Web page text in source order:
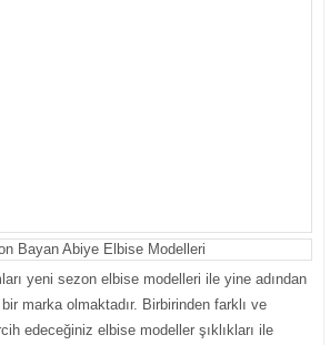
yeni sezon elbise modelleri ile yine adından
marka olmaktadır. Birbirinden farklı ve
edeceğiniz elbise modeller şıklıkları ile